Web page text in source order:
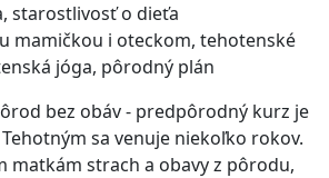
starostlivosť o dieťa
mamičkou i oteckom, tehotenské
jóga, pôrodný plán
bez obáv - predpôrodný kurz je
Tehotným sa venuje niekoľko rokov.
matkám strach a obavy z pôrodu,